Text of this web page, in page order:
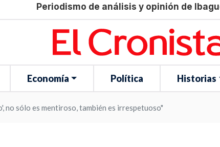
Periodismo de análisis y opinión de
Economía Política Historias
no sólo es mentiroso, también es irrespetuoso"